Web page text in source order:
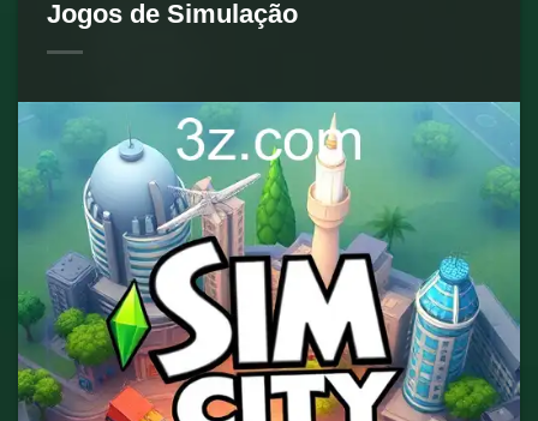
Jogos de Simulação